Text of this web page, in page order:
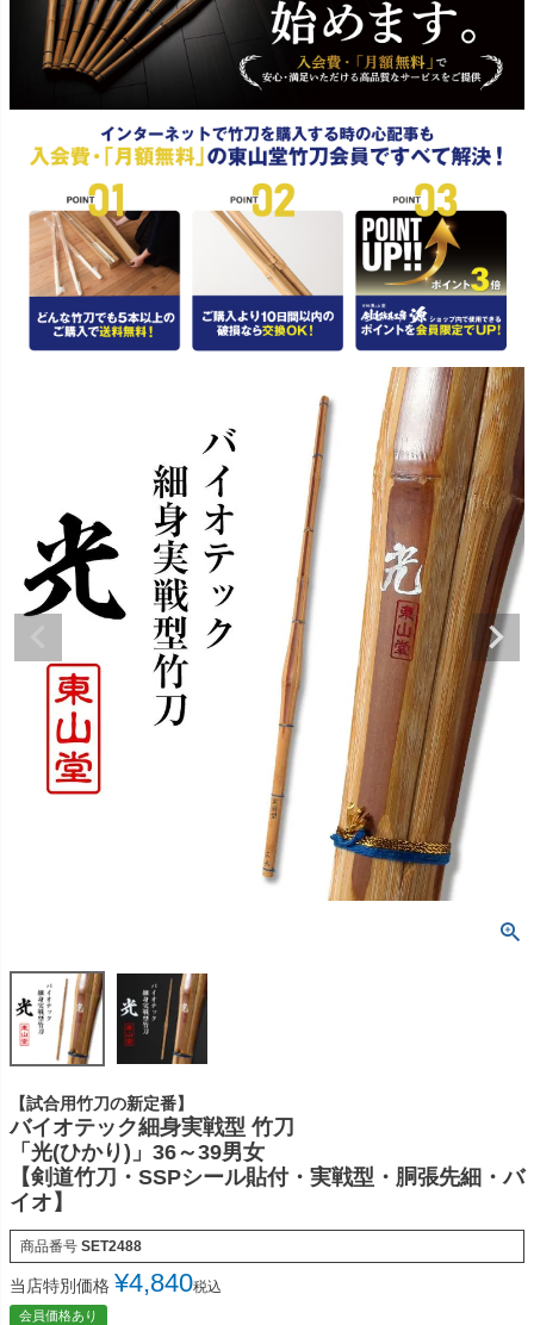
【試合用竹刀の新定番】
バイオテック細身実戦型 竹刀
「光(ひかり)」36～39男女
【剣道竹刀・SSPシール貼付・実戦型・胴張先細・バ
イオ】
商品番号 SET2488
当店特別価格 ¥4,840税込
会員価格あり